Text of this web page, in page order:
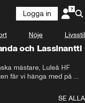
Logga in
Nöje Livsstil
och Lassinantti
mästare, Luleå HF
får vi hänga med på
det norrländska lugnet
med vitlökssås
SE ALLA